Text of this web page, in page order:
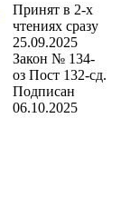
Принят в 2-х
чтениях сразу
25.09.2025
Закон № 134-
оз Пост 132-сд.
Подписан
06.10.2025